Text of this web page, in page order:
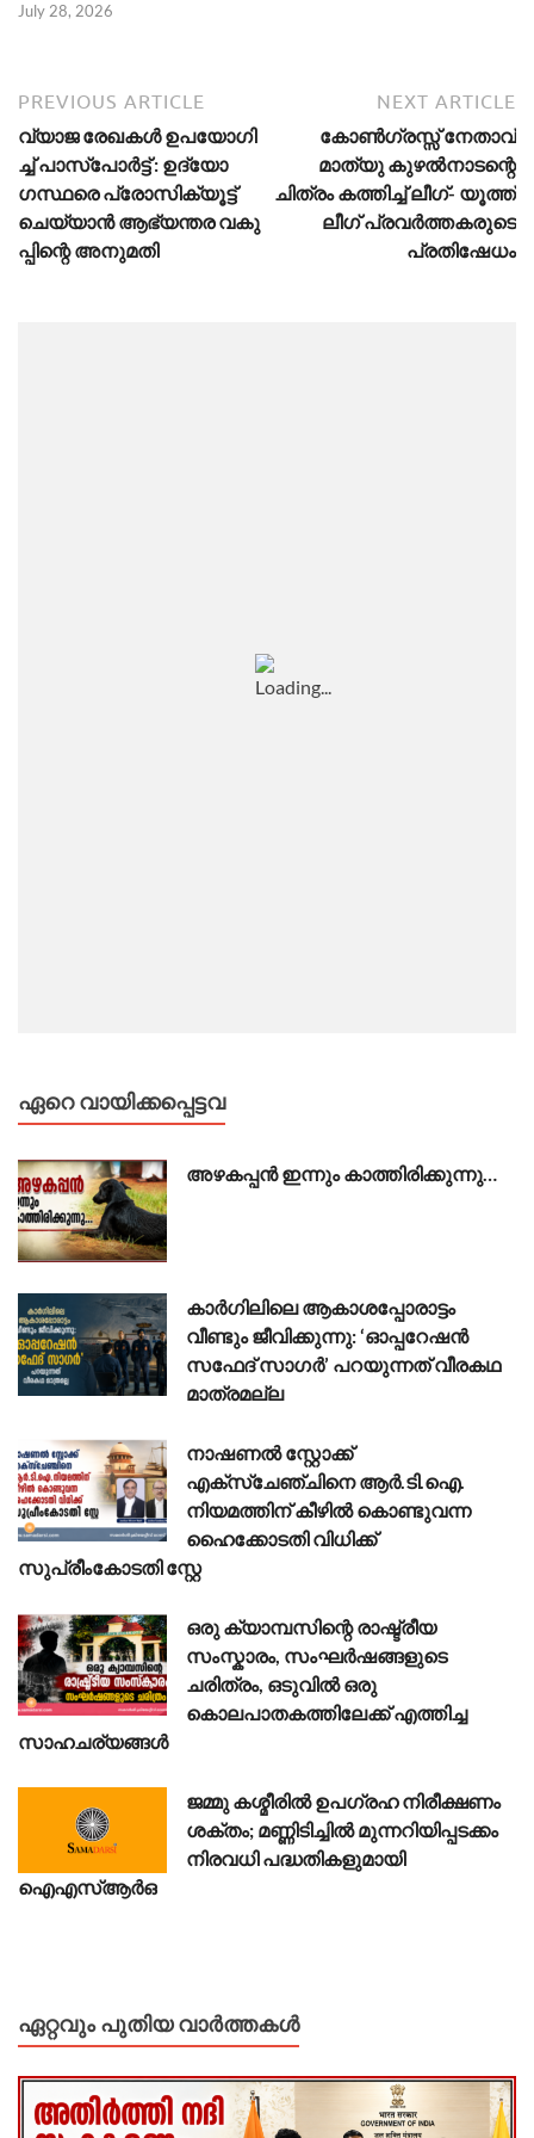
July 28, 2026
PREVIOUS ARTICLE
വ്യാ​ജ രേ​ഖ​ക​ള്‍ ഉ​പ​യോ​ഗി​
ച്ച് പാ​സ്പോ​ര്‍​ട്ട് : ഉദ്യോ​
ഗസ്ഥരെ പ്രോ​സി​ക്യൂ​ട്ട്
ചെ​യ്യാ​ന്‍ ആ​ഭ്യ​ന്ത​ര വ​കു​
പ്പിന്റെ അ​നു​മ​തി
NEXT ARTICLE
കോണ്‍ഗ്രസ്സ് നേതാവ്
മാത്യു കുഴല്‍നാടന്റെ
ചിത്രം കത്തിച്ച് ലീഗ്- യൂത്ത്
ലീഗ് പ്രവര്‍ത്തകരുടെ
പ്രതിഷേധം
ഏറെ വായിക്കപ്പെട്ടവ
അഴകപ്പൻ ഇന്നും കാത്തിരിക്കുന്നു…
കാർഗിലിലെ ആകാശപ്പോരാട്ടം
വീണ്ടും ജീവിക്കുന്നു: ‘ഓപ്പറേഷൻ
സഫേദ് സാഗർ’ പറയുന്നത് വീരകഥ
മാത്രമല്ല
നാഷണൽ സ്റ്റോക്ക്
എക്സ്ചേഞ്ചിനെ ആർ.ടി.ഐ.
നിയമത്തിന് കീഴിൽ കൊണ്ടുവന്ന
ഹൈക്കോടതി വിധിക്ക്
സുപ്രീംകോടതി സ്റ്റേ
ഒരു ക്യാമ്പസിന്റെ രാഷ്ട്രീയ
സംസ്കാരം, സംഘർഷങ്ങളുടെ
ചരിത്രം, ഒടുവിൽ ഒരു
കൊലപാതകത്തിലേക്ക് എത്തിച്ച
സാഹചര്യങ്ങൾ
ജമ്മു കശ്മീരിൽ ഉപഗ്രഹ നിരീക്ഷണം
ശക്തം; മണ്ണിടിച്ചിൽ മുന്നറിയിപ്പടക്കം
നിരവധി പദ്ധതികളുമായി
ഐഎസ്ആർഒ
ഏറ്റവും പുതിയ വാർത്തകൾ